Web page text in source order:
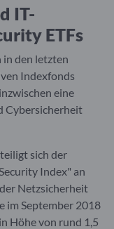
IT-
ETFs
den letzten
Indexfonds
eine
Cybersicherheit
sich der
Index" an
Netzsicherheit
im September 2018
Höhe von rund 1,5